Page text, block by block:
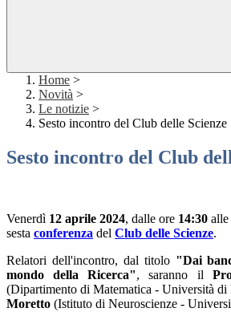
Home >
Novità >
Le notizie >
Sesto incontro del Club delle Scienze
Sesto incontro del Club
Venerdì 12 aprile 2024, dalle ore 14:30 alle
sesta conferenza del Club delle Scienze.
Relatori dell'incontro, dal titolo "Dai
mondo della Ricerca", saranno il
(Dipartimento di Matematica - Università di
Moretto (Istituto di Neuroscienze -